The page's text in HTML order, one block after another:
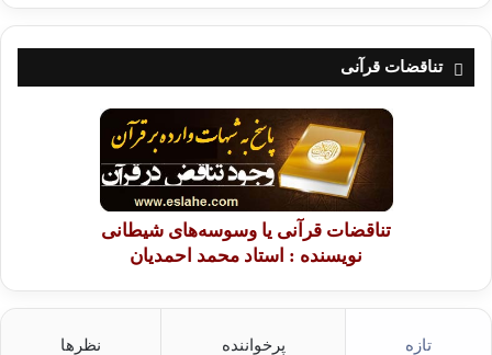
تناقضات قرآنی
تناقضات قرآنی یا وسوسه‌های شیطانی
نویسنده : استاد محمد احمدیان
تازه پرخواننده نظرها